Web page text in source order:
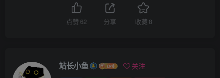
点赞 62 分享 收藏 8
站长小鱼 关注